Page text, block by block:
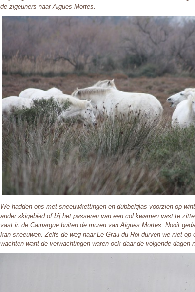
de zigeuners naar Aigues Mortes.
We hadden ons met sneeuwkettingen en dubbelglas voorzien op
ander skigebied of bij het passeren van een col kwamen vast te
vast in de Camargue buiten de muren van Aigues Mortes. Nooit
kan sneeuwen. Zelfs de weg naar Le Grau du Roi durven we niet
wachten want de verwachtingen waren ook daar de volgende dagen